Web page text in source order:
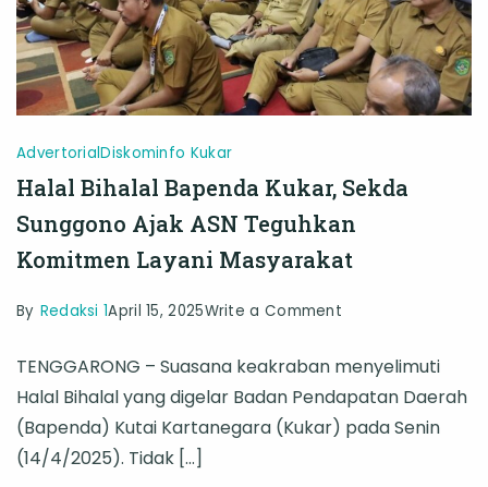
AdvertorialDiskominfo Kukar
Halal Bihalal Bapenda Kukar, Sekda
Sunggono Ajak ASN Teguhkan
Komitmen Layani Masyarakat
By Redaksi 1April 15, 2025Write a Comment
Bihalal
Bapenda
Kukar,
TENGGARONG – Suasana keakraban menyelimuti
Halal Bihalal yang digelar Badan Pendapatan Daerah
(Bapenda) Kutai Kartanegara (Kukar) pada Senin
(14/4/2025). Tidak […]